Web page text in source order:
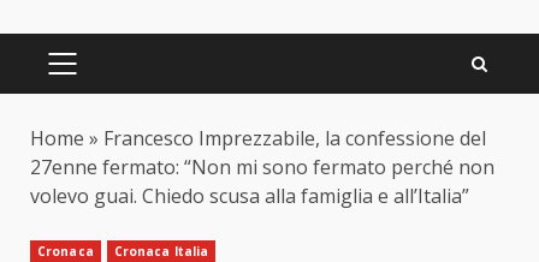
PRIMARY
Home » Francesco Imprezzabile, la confessione del
27enne fermato: “Non mi sono fermato perché non
volevo guai. Chiedo scusa alla famiglia e all’Italia”
Cronaca Cronaca Italia